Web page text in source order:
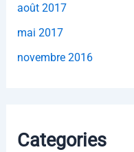
août 2017
mai 2017
novembre 2016
Categories